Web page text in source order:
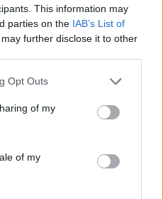
This information may
parties on the IAB’s List of
further disclose it to other
uses one or more Google
behaviour. You may click to
and its third-party tags to
purposes in below Google
Opt Outs
of my
of my
HÍREK
Hírek